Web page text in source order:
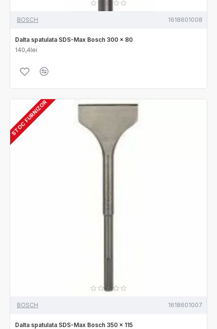
BOSCH 1618601008
Dalta spatulata SDS-Max Bosch 300 x 80
140,4lei
STOC FURNIZOR
BOSCH 1618601007
Dalta spatulata SDS-Max Bosch 350 x 115